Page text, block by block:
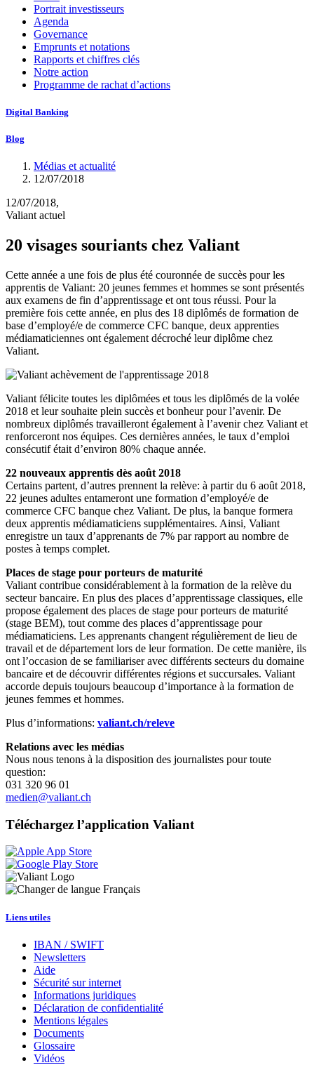
Portrait investisseurs
Agenda
Governance
Emprunts et notations
Rapports et chiffres clés
Notre action
Programme de rachat d’actions
Digital Banking
Blog
Médias et actualité
12/07/2018
12/07/2018,
Valiant actuel
20 visages souriants chez Valiant
Cette année a une fois de plus été couronnée de succès pour les
apprentis de Valiant: 20 jeunes femmes et hommes se sont présentés
aux examens de fin d’apprentissage et ont tous réussi. Pour la
première fois cette année, en plus des 18 diplômés de formation de
base d’employé/e de commerce CFC banque, deux apprenties
médiamaticiennes ont également décroché leur diplôme chez
Valiant.
Valiant félicite toutes les diplômées et tous les diplômés de la volée
2018 et leur souhaite plein succès et bonheur pour l’avenir. De
nombreux diplômés travailleront également à l’avenir chez Valiant et
renforceront nos équipes. Ces dernières années, le taux d’emploi
consécutif était d’environ 80% chaque année.
22 nouveaux apprentis dès août 2018
Certains partent, d’autres prennent la relève: à partir du 6 août 2018,
22 jeunes adultes entameront une formation d’employé/e de
commerce CFC banque chez Valiant. De plus, la banque formera
deux apprentis médiamaticiens supplémentaires. Ainsi, Valiant
enregistre un taux d’apprenants de 7% par rapport au nombre de
postes à temps complet.
Places de stage pour porteurs de maturité
Valiant contribue considérablement à la formation de la relève du
secteur bancaire. En plus des places d’apprentissage classiques, elle
propose également des places de stage pour porteurs de maturité
(stage BEM), tout comme des places d’apprentissage pour
médiamaticiens. Les apprenants changent régulièrement de lieu de
travail et de département lors de leur formation. De cette manière, ils
ont l’occasion de se familiariser avec différents secteurs du domaine
bancaire et de découvrir différentes régions et succursales. Valiant
accorde depuis toujours beaucoup d’importance à la formation de
jeunes femmes et hommes.
Plus d’informations: valiant.ch/releve
Relations avec les médias
Nous nous tenons à la disposition des journalistes pour toute
question:
031 320 96 01
medien@valiant.ch
Téléchargez l’application Valiant
Français
Liens utiles
IBAN / SWIFT
Newsletters
Aide
Sécurité sur internet
Informations juridiques
Déclaration de confidentialité
Mentions légales
Documents
Glossaire
Vidéos